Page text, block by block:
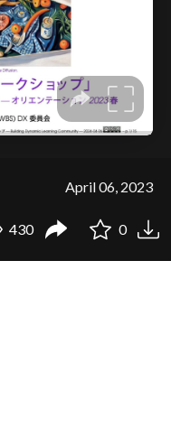
April 06, 2023
430 0